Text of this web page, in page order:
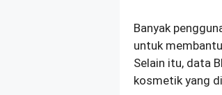
Banyak
untuk
Selain itu, data
kosmetik yang